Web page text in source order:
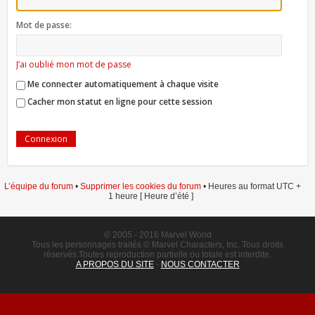
Mot de passe:
J’ai oublié mon mot de passe
Me connecter automatiquement à chaque visite
Cacher mon statut en ligne pour cette session
L’équipe du forum• Supprimer les cookies du forum• Heures au format UTC +
1 heure [ Heure d’été ]
© 2005 - 2016 Marvel World
Tous les personnages traités © Marvel Characters, Inc. Tous droits
réservés.Toutes reproduction partielle ou totale est interdite.
A PROPOS DU SITE- NOUS CONTACTER